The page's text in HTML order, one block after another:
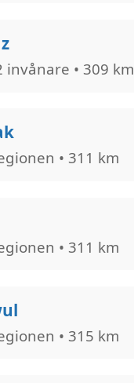
invånare • 309 km
• 311 km
• 311 km
• 315 km